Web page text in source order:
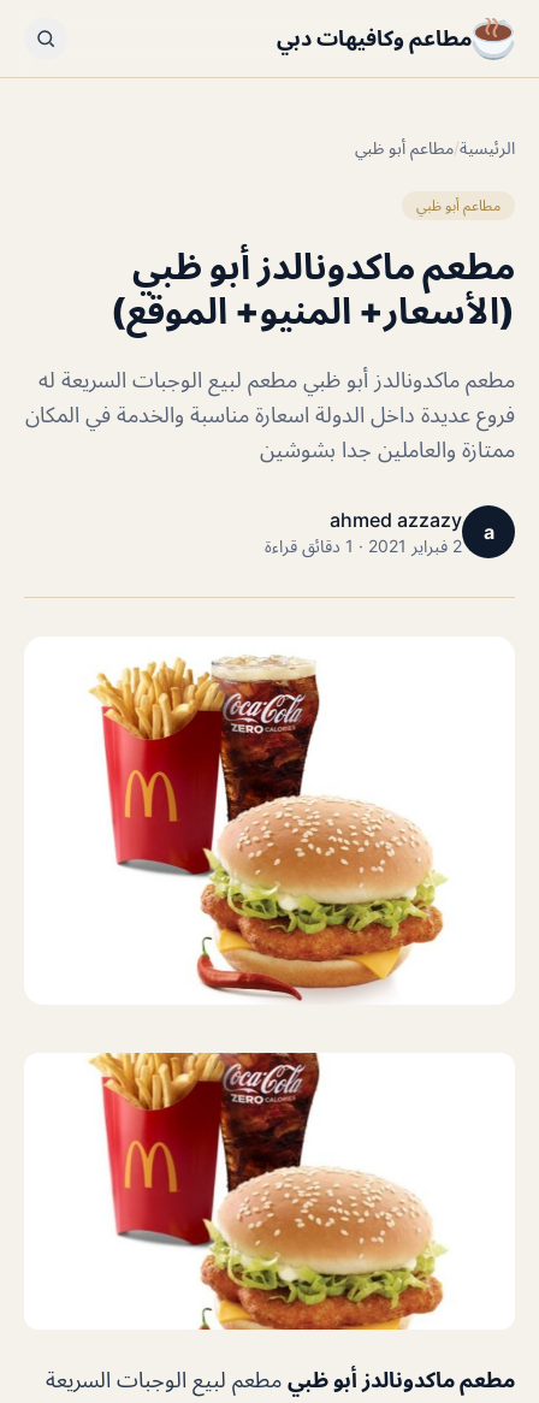
مطاعم وكافيهات دبي
الرئيسية/مطاعم أبو ظبي
مطاعم أبو ظبي
مطعم ماكدونالدز أبو ظبي
(الأسعار+ المنيو+ الموقع)
مطعم ماكدونالدز أبو ظبي مطعم لبيع الوجبات السريعة له
فروع عديدة داخل الدولة اسعارة مناسبة والخدمة في المكان
ممتازة والعاملين جدا بشوشين
a
ahmed azzazy
2 فبراير 2021 · 1 دقائق قراءة
مطعم ماكدونالدز أبو ظبي مطعم لبيع الوجبات السريعة